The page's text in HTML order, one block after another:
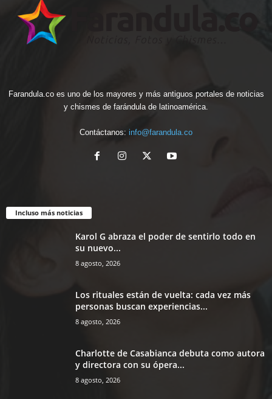
Farandula.co es uno de los mayores y más antiguos portales de noticias
y chismes de farándula de latinoamérica.
Contáctanos: info@farandula.co
Incluso más noticias
Karol G abraza el poder de sentirlo todo en
su nuevo...
8 agosto, 2026
Los rituales están de vuelta: cada vez más
personas buscan experiencias...
8 agosto, 2026
Charlotte de Casabianca debuta como autora
y directora con su ópera...
8 agosto, 2026